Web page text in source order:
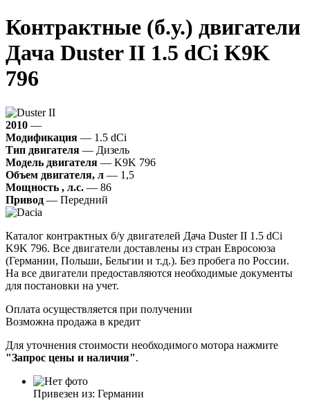
Контрактные (б.у.) двигатели
Дача Duster II 1.5 dCi K9K
796
2010 —
Модификация — 1.5 dCi
Тип двигателя — Дизель
Модель двигателя — K9K 796
Объем двигателя, л — 1,5
Мощность , л.с. — 86
Привод — Передний
Каталог контрактных б/у двигателей Дача Duster II 1.5 dCi
K9K 796. Все двигатели доставлены из стран Евросоюза
(Германии, Польши, Бельгии и т.д.). Без пробега по России.
На все двигатели предоставляются необходимые документы
для постановки на учет.
Оплата осуществляется при получении
Возможна продажа в кредит
Для уточнения стоимости необходимого мотора нажмите
"Запрос цены и наличия".
Привезен из: Германии